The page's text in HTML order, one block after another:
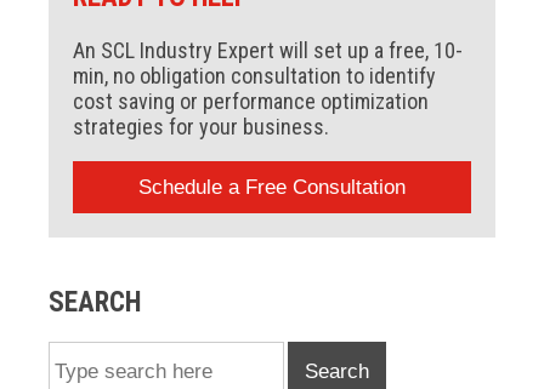
An SCL Industry Expert will set up a free, 10-
min, no obligation consultation to identify
cost saving or performance optimization
strategies for your business.
Schedule a Free Consultation
SEARCH
Search